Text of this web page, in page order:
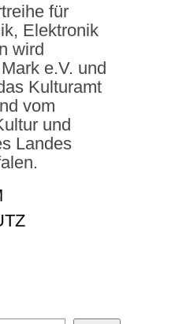
für
Elektronik
wird
e.V. und
Kulturamt
vom
und
Landes